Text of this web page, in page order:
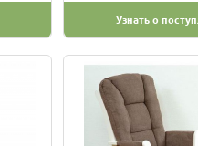
Узнать о